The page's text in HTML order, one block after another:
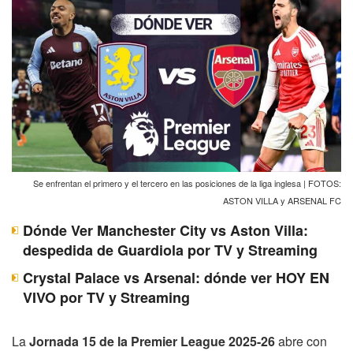
Se enfrentan el primero y el tercero en las posiciones de la liga inglesa | FOTOS:
ASTON VILLA y ARSENAL FC
Dónde Ver Manchester City vs Aston Villa:
despedida de Guardiola por TV y Streaming
Crystal Palace vs Arsenal: dónde ver HOY EN
VIVO por TV y Streaming
LaJornada 15 de la Premier League 2025-26abre con